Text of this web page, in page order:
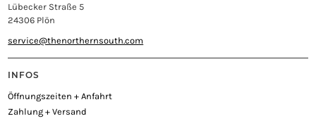
Lübecker Straße 5
24306 Plön
service@thenorthernsouth.com
INFOS
Öffnungszeiten + Anfahrt
Zahlung + Versand